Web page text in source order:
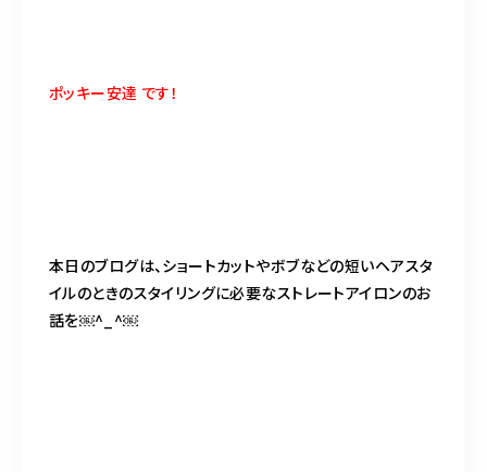
ポッキー安達 です！
本日のブログは、ショートカットやボブなどの短いヘアスタ
イルのときのスタイリングに必要なストレートアイロンのお
話を￼^_^￼